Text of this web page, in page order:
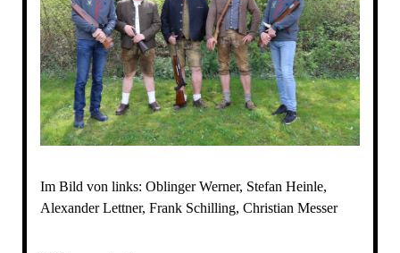
Im Bild von links: Oblinger Werner, Stefan Heinle,
Alexander Lettner, Frank Schilling, Christian Messer